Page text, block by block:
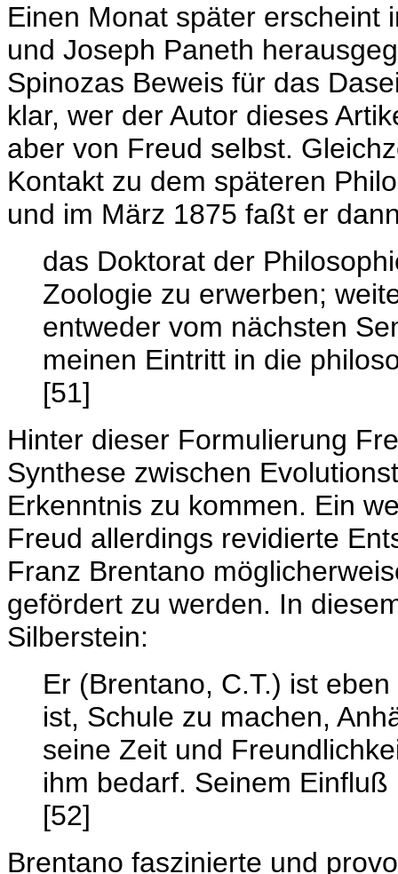
Einen Monat später erscheint
und Joseph Paneth
Spinozas Beweis für das
klar, wer der Autor dieses
aber von Freud selbst.
Kontakt zu dem späteren
und im März 1875 faßt er
das Doktorat der
Zoologie zu erwerben;
entweder vom nächsten
meinen Eintritt in die
[51]
Hinter dieser Formulierung
Synthese zwischen
Erkenntnis zu kommen. Ein
Freud allerdings revidierte
Franz Brentano
gefördert zu werden. In
Silberstein:
Er (Brentano, C.T.) ist
ist, Schule zu machen,
seine Zeit und
ihm bedarf. Seinem
[52]
Brentano faszinierte und